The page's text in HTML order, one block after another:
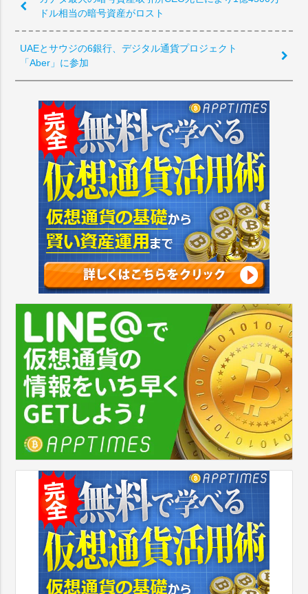
ドル相当の暗号資産がロスト
UAEとサウジの6銀行、デジタル通貨プロジェクト
「Aber」に参加